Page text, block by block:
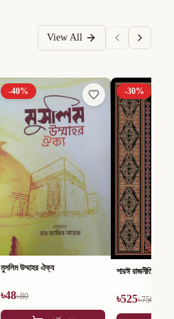
View All
-40%
মুসলিম উম্মাহর ঐক্য
৳48৳80
-30%
শারঈ রাজনীতি
৳525৳750